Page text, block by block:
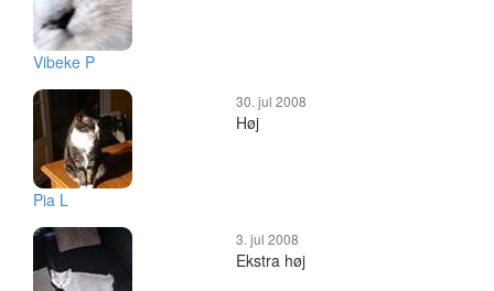
Vibeke P
Pia L
30. jul 2008
Høj
3. jul 2008
Ekstra høj